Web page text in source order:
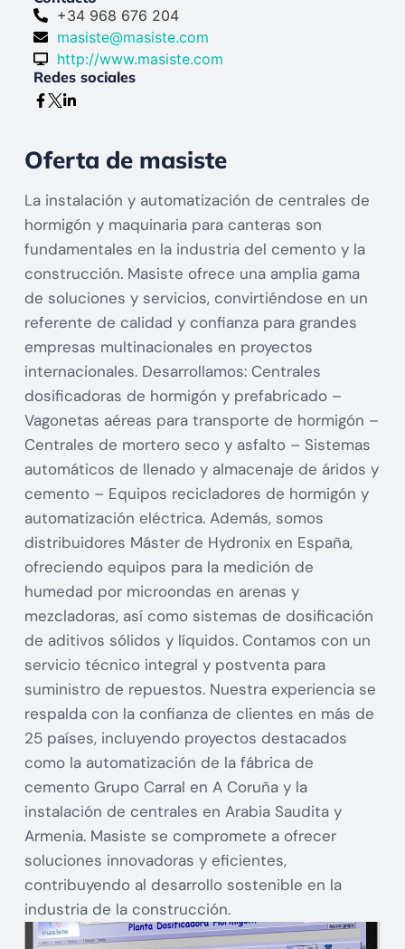
+34 968 676 204
masiste@masiste.com
http://www.masiste.com
Redes sociales
Oferta de masiste
La instalación y automatización de centrales de
hormigón y maquinaria para canteras son
fundamentales en la industria del cemento y la
construcción. Masiste ofrece una amplia gama
de soluciones y servicios, convirtiéndose en un
referente de calidad y confianza para grandes
empresas multinacionales en proyectos
internacionales. Desarrollamos: Centrales
dosificadoras de hormigón y prefabricado –
Vagonetas aéreas para transporte de hormigón –
Centrales de mortero seco y asfalto – Sistemas
automáticos de llenado y almacenaje de áridos y
cemento – Equipos recicladores de hormigón y
automatización eléctrica. Además, somos
distribuidores Máster de Hydronix en España,
ofreciendo equipos para la medición de
humedad por microondas en arenas y
mezcladoras, así como sistemas de dosificación
de aditivos sólidos y líquidos. Contamos con un
servicio técnico integral y postventa para
suministro de repuestos. Nuestra experiencia se
respalda con la confianza de clientes en más de
25 países, incluyendo proyectos destacados
como la automatización de la fábrica de
cemento Grupo Carral en A Coruña y la
instalación de centrales en Arabia Saudita y
Armenia. Masiste se compromete a ofrecer
soluciones innovadoras y eficientes,
contribuyendo al desarrollo sostenible en la
industria de la construcción.